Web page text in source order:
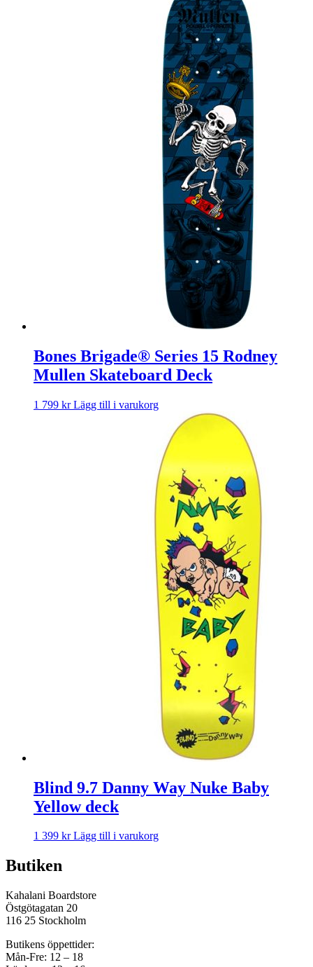
Bones Brigade® Series 15 Rodney
Mullen Skateboard Deck
1 799 kr Lägg till i varukorg
Blind 9.7 Danny Way Nuke Baby
Yellow deck
1 399 kr Lägg till i varukorg
Butiken
Kahalani Boardstore
Östgötagatan 20
116 25 Stockholm
Butikens öppettider:
Mån-Fre: 12 – 18